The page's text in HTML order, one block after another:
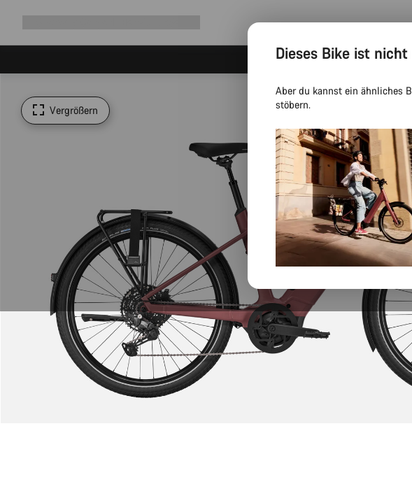
Vergrößern
Dieses Bike ist
Aber du kannst ein ähnliches
stöbern.